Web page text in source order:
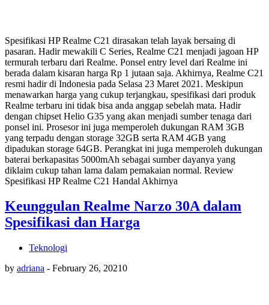
Spesifikasi HP Realme C21 dirasakan telah layak bersaing di
pasaran. Hadir mewakili C Series, Realme C21 menjadi jagoan HP
termurah terbaru dari Realme. Ponsel entry level dari Realme ini
berada dalam kisaran harga Rp 1 jutaan saja. Akhirnya, Realme C21
resmi hadir di Indonesia pada Selasa 23 Maret 2021. Meskipun
menawarkan harga yang cukup terjangkau, spesifikasi dari produk
Realme terbaru ini tidak bisa anda anggap sebelah mata. Hadir
dengan chipset Helio G35 yang akan menjadi sumber tenaga dari
ponsel ini. Prosesor ini juga memperoleh dukungan RAM 3GB
yang terpadu dengan storage 32GB serta RAM 4GB yang
dipadukan storage 64GB. Perangkat ini juga memperoleh dukungan
baterai berkapasitas 5000mAh sebagai sumber dayanya yang
diklaim cukup tahan lama dalam pemakaian normal. Review
Spesifikasi HP Realme C21 Handal Akhirnya
Keunggulan Realme Narzo 30A dalam
Spesifikasi dan Harga
Teknologi
by adriana - February 26, 20210